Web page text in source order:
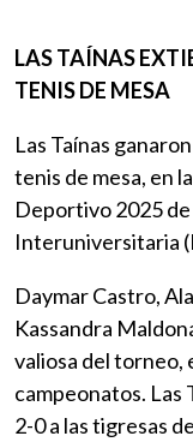
LAS TAÍNAS
TENIS DE MESA
Las Taínas
tenis de mesa, en
Deportivo 2025
Interuniversitaria
Daymar Castro,
Kassandra
valiosa del torneo,
campeonatos. Las
2-0 a las tigresas